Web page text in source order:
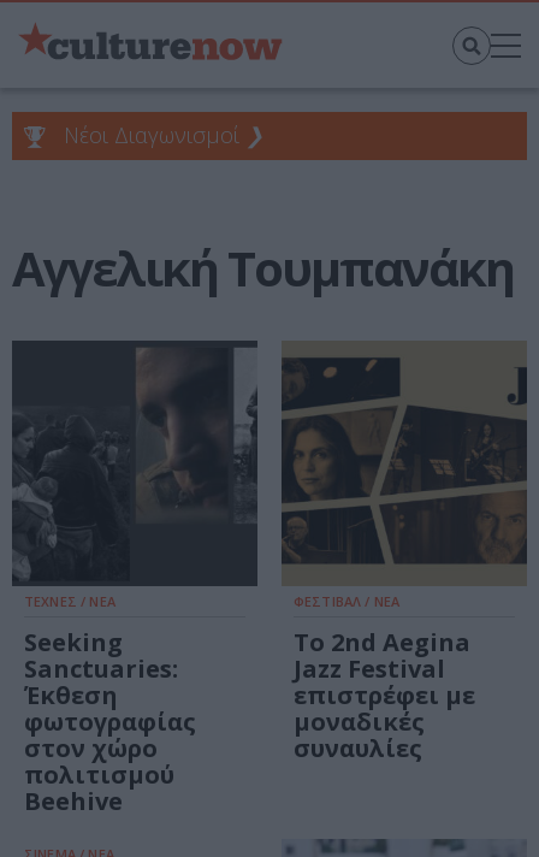
Νέοι Διαγωνισμοί ❯
Αγγελική Τουμπανάκη
ΤΕΧΝΕΣ / ΝΕΑ
Seeking
Sanctuaries:
Έκθεση
φωτογραφίας
στον χώρο
πολιτισμού
Beehive
ΦΕΣΤΙΒΑΛ / ΝΕΑ
Το 2nd Aegina
Jazz Festival
επιστρέφει με
μοναδικές
συναυλίες